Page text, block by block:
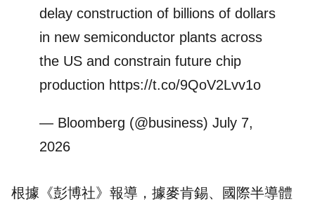
delay construction of billions of dollars
in new semiconductor plants across
the US and constrain future chip
production https://t.co/9QoV2Lvv1o
— Bloomberg (@business) July 7,
2026
根據《彭博社》報導，據麥肯錫、國際半導體